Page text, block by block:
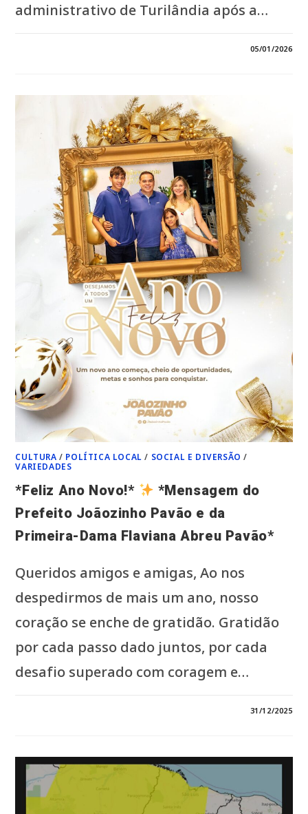
administrativo de Turilândia após a…
05/01/2026
CULTURA / POLÍTICA LOCAL / SOCIAL E DIVERSÃO /
VARIEDADES
*Feliz Ano Novo!*
*Mensagem do
Prefeito Joãozinho Pavão e da
Primeira-Dama Flaviana Abreu Pavão*
Queridos amigos e amigas, Ao nos
despedirmos de mais um ano, nosso
coração se enche de gratidão. Gratidão
por cada passo dado juntos, por cada
desafio superado com coragem e…
31/12/2025